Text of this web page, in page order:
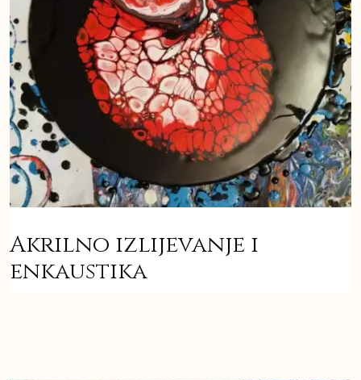
Akrilno izlijevanje i
enkaustika